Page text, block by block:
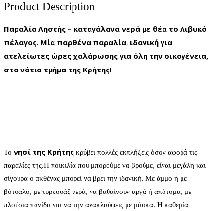
Product Description
Παραλία Ληστής – καταγάλανα νερά με θέα το Λιβυκό
πέλαγος. Μία παρθένα παραλία, ιδανική για
ατελείωτες ώρες χαλάρωσης για όλη την οικογένεια,
στο νότιο τμήμα της Κρήτης!
Το νησί της Κρήτης κρύβει πολλές εκπλήξεις όσον αφορά τις
παραλίες της.Η ποικιλία που μπορούμε να βρούμε, είναι μεγάλη και
σίγουρα ο ακθένας μπορεί να βρει την ιδανική. Με άμμο ή με
βότσαλο, με τυρκουάζ νερά, να βαθαίνουν αργά ή απότομα, με
πλούσια πανίδα για να την ανακλαύψεις με μάσκα. Η καθεμία